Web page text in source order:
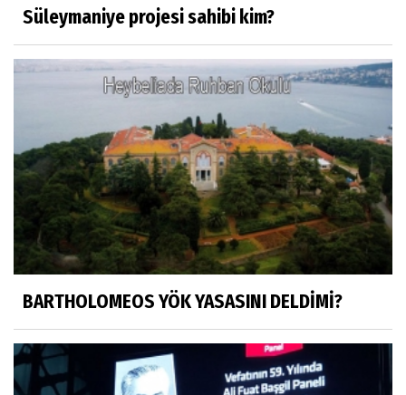
OLANIN ÖZETİ!.
HÜSEYİN MOVİT
HÜSEYİN MOVİT ABİMİZİN SON
PAYLAŞIMLARI
Prof. Dr. Nevzat Gözaydın
"Bir gecede millet cahil kaldı Alfabemiz
Sosyal medya
Gönenli Mehmet efendi kıssalarından biri
RIZK
Süleymaniye projesi sahibi kim?
BARTHOLOMEOS YÖK YASASINI DELDİMİ?